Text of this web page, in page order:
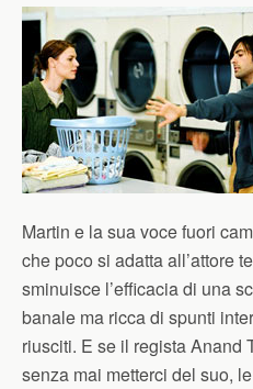
Martin e la sua voce fuori
che poco si adatta all’attore
sminuisce l’efficacia di una
banale ma ricca di spunti
riusciti. E se il regista Anand
senza mai metterci del suo,